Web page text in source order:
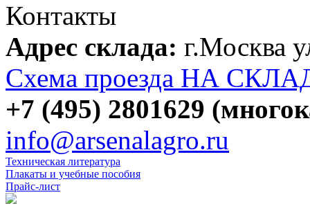
Контакты
Адрес склада: г.Москва
Схема проезда НА
+7 (495) 2801629
info@arsenalagro.ru
Техническая литература
Плакаты и учебные пособия
Прайс-лист